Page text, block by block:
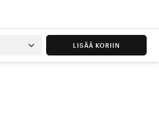
LISÄÄ KORIIN